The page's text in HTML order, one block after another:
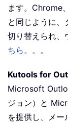
ます。Chrome
と同じように、
切り替えられ、
ちら。。。
Kutools for
Microsoft
ジョン）と
を提供し、メー